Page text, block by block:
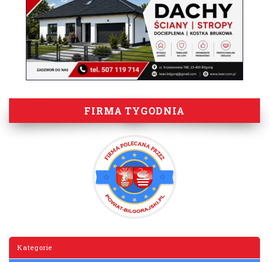
FIRMA TYGODNIA
Kategorie